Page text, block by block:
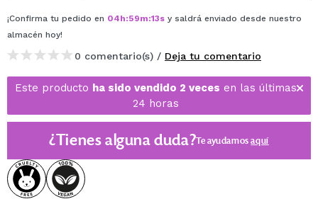
¡Confirma tu pedido en 04h:59m:13s y saldrá enviado desde nuestro
almacén hoy!
0 comentario(s) / Deja tu comentario
Este producto ha sido vendido 2 veces en las últimas
24 horas
¿Tienes alguna duda?Te ayudamosaquí